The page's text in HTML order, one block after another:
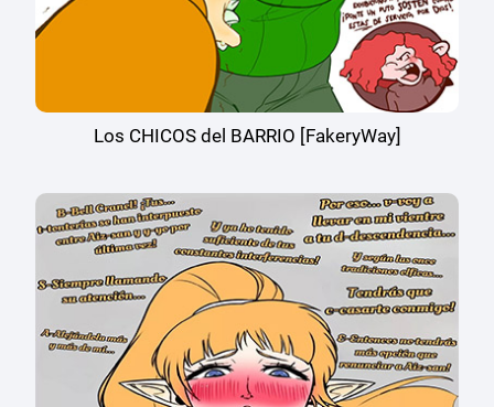
Los CHICOS del BARRIO [FakeryWay]